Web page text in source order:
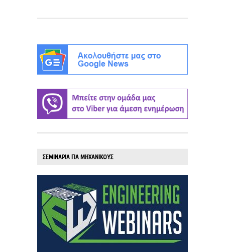
ΣΕΜΙΝΑΡΙΑ ΓΙΑ ΜΗΧΑΝΙΚΟΥΣ